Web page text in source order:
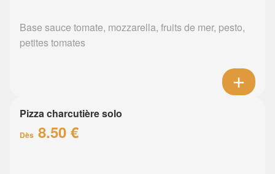
Base sauce tomate, mozzarella, fruits de mer, pesto,
petites tomates
Pizza charcutière solo
Dès 8.50 €